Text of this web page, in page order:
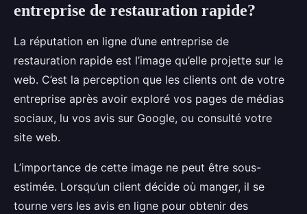
entreprise de restauration rapide?
La réputation en ligne d’une entreprise de
restauration rapide est l’image qu’elle projette sur le
web. C’est la perception que les clients ont de votre
entreprise après avoir exploré vos pages de médias
sociaux, lu vos avis sur Google, ou consulté votre
site web.
L’importance de cette image ne peut être sous-
estimée. Lorsqu’un client décide où manger, il se
tourne vers les avis en ligne pour obtenir des